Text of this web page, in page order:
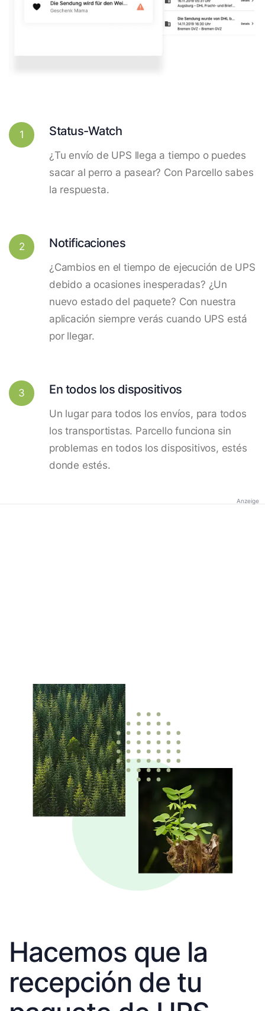
1 Status-Watch
¿Tu envío de UPS llega a tiempo o puedes
sacar al perro a pasear? Con Parcello sabes
la respuesta.
2 Notificaciones
¿Cambios en el tiempo de ejecución de UPS
debido a ocasiones inesperadas? ¿Un
nuevo estado del paquete? Con nuestra
aplicación siempre verás cuando UPS está
por llegar.
3 En todos los dispositivos
Un lugar para todos los envíos, para todos
los transportistas. Parcello funciona sin
problemas en todos los dispositivos, estés
donde estés.
Anzeige
Hacemos que la
recepción de tu